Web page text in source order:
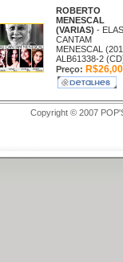
ROBERTO
MENESCAL
(VARIAS) - ELAS
CANTAM
MENESCAL
ALB61338-2
Preço: R$26,00
Copyright © 2007